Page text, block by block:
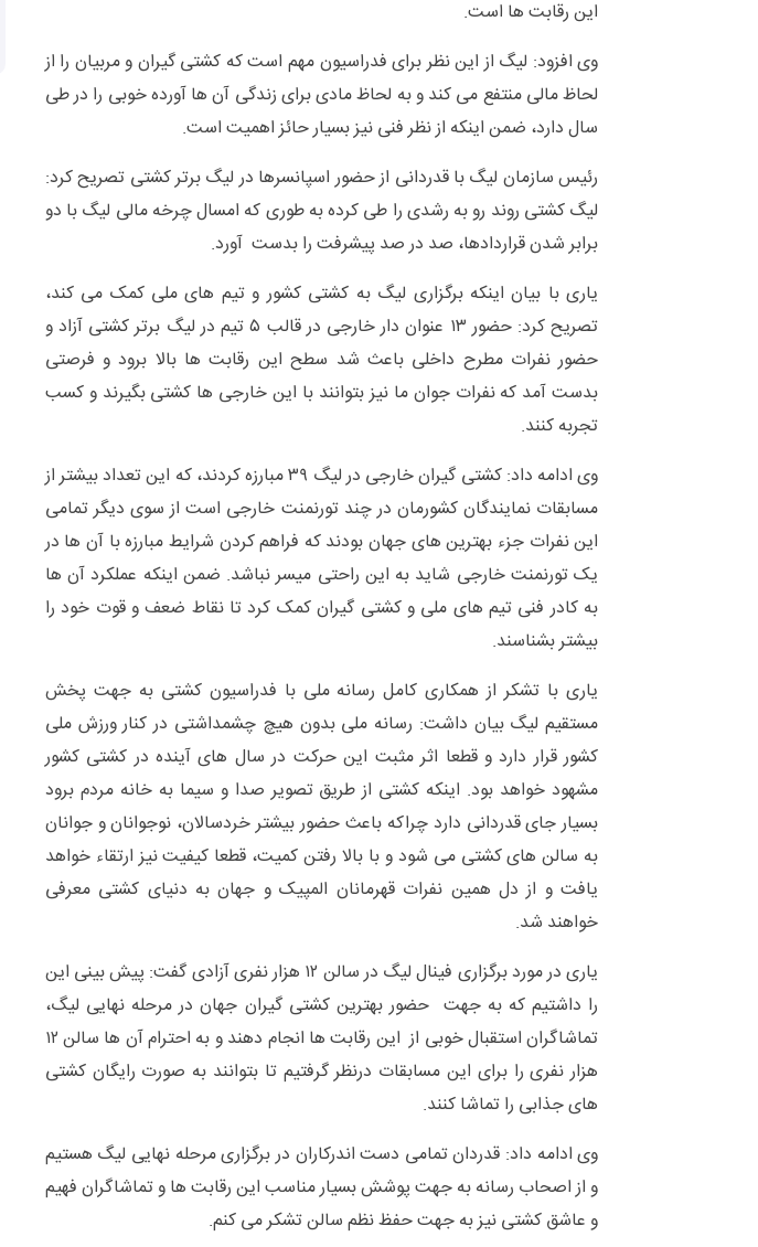
این رقابت ها است.
وی افزود: لیگ از این نظر برای فدراسیون مهم است که کشتی گیران و مربیان را از
لحاظ مالی منتفع می کند و به لحاظ مادی برای زندگی آن ها آورده خوبی را در طی
سال دارد، ضمن اینکه از نظر فنی نیز بسیار حائز اهمیت است.
رئیس سازمان لیگ با قدردانی از حضور اسپانسرها در لیگ برتر کشتی تصریح کرد:
لیگ کشتی روند رو به رشدی را طی کرده به طوری که امسال چرخه مالی لیگ با دو
برابر شدن قراردادها، صد در صد پیشرفت را بدست آورد.
یاری با بیان اینکه برگزاری لیگ به کشتی کشور و تیم های ملی کمک می کند،
تصریح کرد: حضور ۱۳ عنوان دار خارجی در قالب ۵ تیم در لیگ برتر کشتی آزاد و
حضور نفرات مطرح داخلی باعث شد سطح این رقابت ها بالا برود و فرصتی
بدست آمد که نفرات جوان ما نیز بتوانند با این خارجی ها کشتی بگیرند و کسب
تجربه کنند.
وی ادامه داد: کشتی گیران خارجی در لیگ ۳۹ مبارزه کردند، که این تعداد بیشتر از
مسابقات نمایندگان کشورمان در چند تورنمنت خارجی است از سوی دیگر تمامی
این نفرات جزء بهترین های جهان بودند که فراهم کردن شرایط مبارزه با آن ها در
یک تورنمنت خارجی شاید به این راحتی میسر نباشد. ضمن اینکه عملکرد آن ها
به کادر فنی تیم های ملی و کشتی گیران کمک کرد تا نقاط ضعف و قوت خود را
بیشتر بشناسند.
یاری با تشکر از همکاری کامل رسانه ملی با فدراسیون کشتی به جهت پخش
مستقیم لیگ بیان داشت: رسانه ملی بدون هیچ چشمداشتی در کنار ورزش ملی
کشور قرار دارد و قطعا اثر مثبت این حرکت در سال های آینده در کشتی کشور
مشهود خواهد بود. اینکه کشتی از طریق تصویر صدا و سیما به خانه مردم برود
بسیار جای قدردانی دارد چراکه باعث حضور بیشتر خردسالان، نوجوانان و جوانان
به سالن های کشتی می شود و با بالا رفتن کمیت، قطعا کیفیت نیز ارتقاء خواهد
یافت و از دل همین نفرات قهرمانان المپیک و جهان به دنیای کشتی معرفی
خواهند شد.
یاری در مورد برگزاری فینال لیگ در سالن ۱۲ هزار نفری آزادی گفت: پیش بینی این
را داشتیم که به جهت حضور بهترین کشتی گیران جهان در مرحله نهایی لیگ،
تماشاگران استقبال خوبی از این رقابت ها انجام دهند و به احترام آن ها سالن ۱۲
هزار نفری را برای این مسابقات درنظر گرفتیم تا بتوانند به صورت رایگان کشتی
های جذابی را تماشا کنند.
وی ادامه داد: قدردان تمامی دست اندرکاران در برگزاری مرحله نهایی لیگ هستیم
و از اصحاب رسانه به جهت پوشش بسیار مناسب این رقابت ها و تماشاگران فهیم
و عاشق کشتی نیز به جهت حفظ نظم سالن تشکر می کنم.